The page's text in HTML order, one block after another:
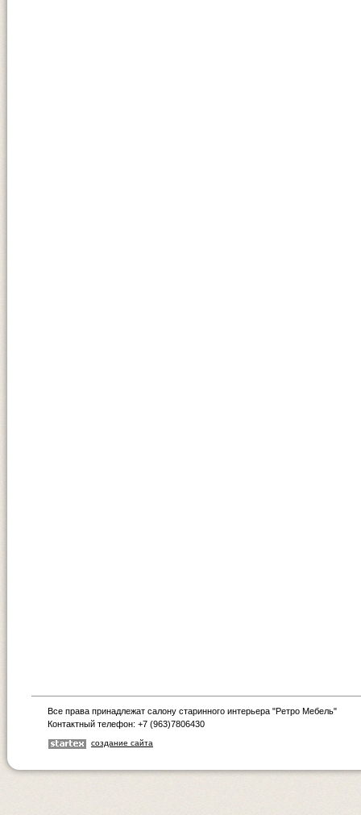
Все права принадлежат салону старинного интерьера "Ретро Мебель"
Контактный телефон: +7 (963)7806430
создание сайта